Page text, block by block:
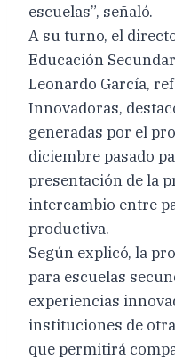
escuelas”, señaló.
A su turno, el
Educación
Leonardo García,
Innovadoras,
generadas por el
diciembre pasado
presentación de la
intercambio entre
productiva.
Según explicó, la
para escuelas
experiencias
instituciones de
que permitirá